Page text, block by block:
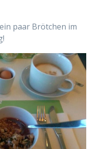
paar Brötchen im